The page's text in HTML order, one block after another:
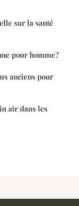
sur la santé
pour homme?
anciens pour
air dans les